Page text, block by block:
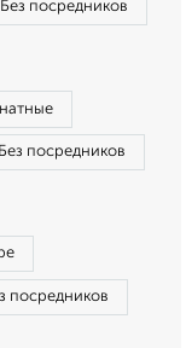
Без посредников
Без посредников
посредников